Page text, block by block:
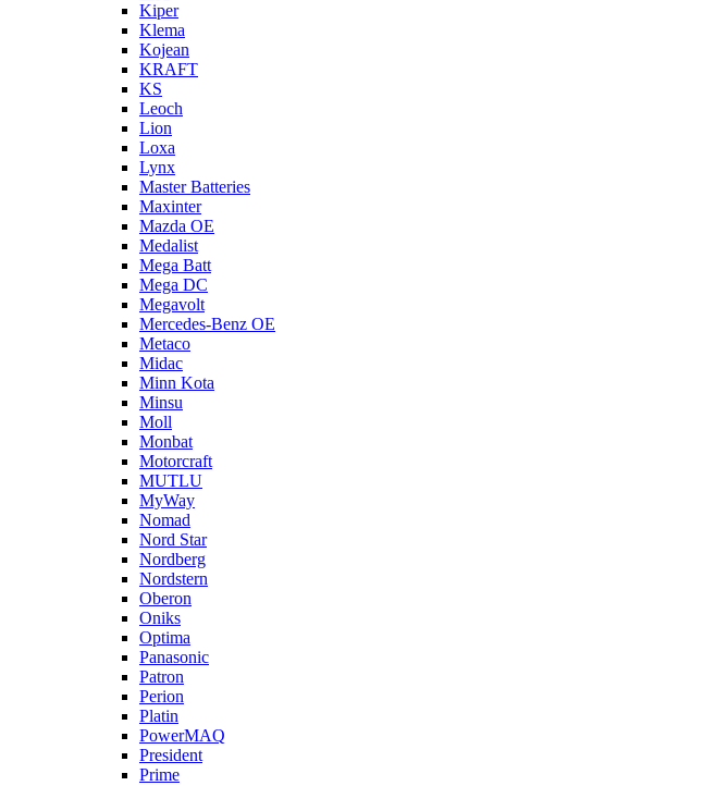
Kiper
Klema
Kojean
KRAFT
KS
Leoch
Lion
Loxa
Lynx
Master Batteries
Maxinter
Mazda OE
Medalist
Mega Batt
Mega DC
Megavolt
Mercedes-Benz OE
Metaco
Midac
Minn Kota
Minsu
Moll
Monbat
Motorcraft
MUTLU
MyWay
Nomad
Nord Star
Nordberg
Nordstern
Oberon
Oniks
Optima
Panasonic
Patron
Perion
Platin
PowerMAQ
President
Prime